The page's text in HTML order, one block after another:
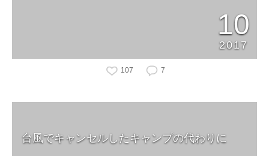
10
2017
107 7
台風でキャンセルしたキャンプの代わりに